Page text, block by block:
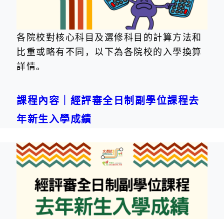
各院校對核心科目及選修科目的計算方法和
比重或略有不同，以下為各院校的入學換算
詳情。
課程內容｜經評審全日制副學位課程去
年新生入學成績